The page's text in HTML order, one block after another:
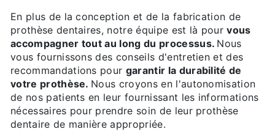
En plus de la conception et de la fabrication de
prothèse dentaires, notre équipe est là pourvous
accompagner tout au long du processus. Nous
vous fournissons des conseils d'entretien et des
recommandations pour garantir la durabilité de
votre prothèse. Nous croyons en l'autonomisation
de nos patients en leur fournissant les informations
nécessaires pour prendre soin de leur prothèse
dentaire de manière appropriée.